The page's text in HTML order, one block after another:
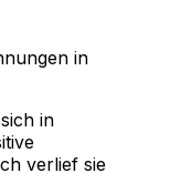
in
in
verlief sie